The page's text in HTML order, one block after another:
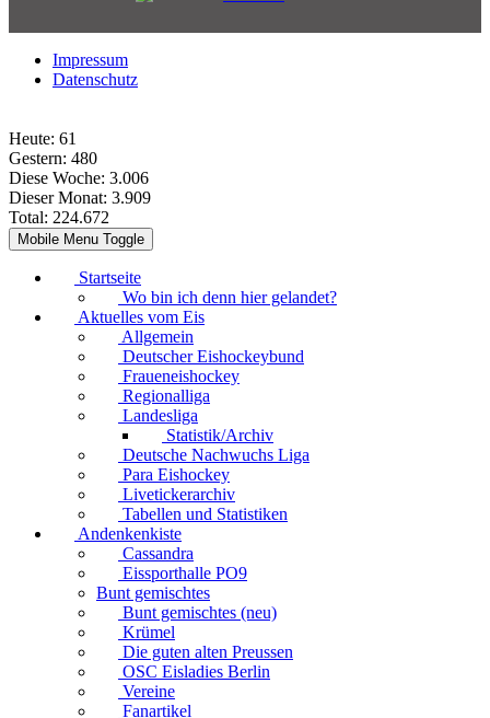
Impressum
Datenschutz
Heute: 61
Gestern: 480
Diese Woche: 3.006
Dieser Monat: 3.909
Total: 224.672
Mobile Menu Toggle
Startseite
Wo bin ich denn hier gelandet?
Aktuelles vom Eis
Allgemein
Deutscher Eishockeybund
Fraueneishockey
Regionalliga
Landesliga
Statistik/Archiv
Deutsche Nachwuchs Liga
Para Eishockey
Livetickerarchiv
Tabellen und Statistiken
Andenkenkiste
Cassandra
Eissporthalle PO9
Bunt gemischtes
Bunt gemischtes (neu)
Krümel
Die guten alten Preussen
OSC Eisladies Berlin
Vereine
Fanartikel